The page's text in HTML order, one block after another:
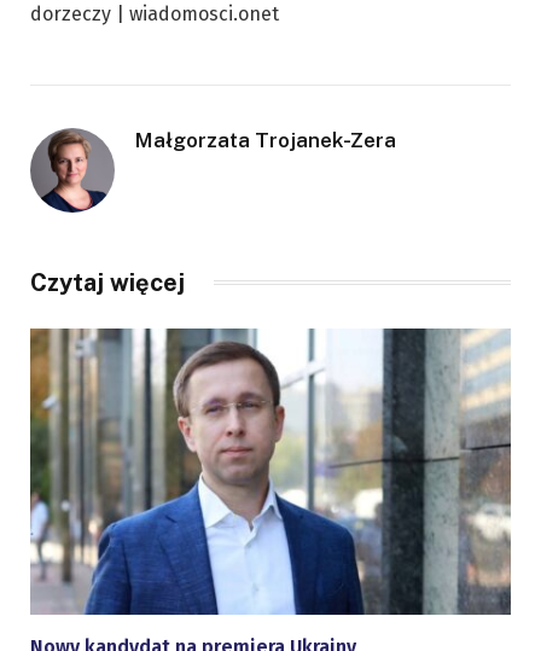
dorzeczy | wiadomosci.onet
Małgorzata Trojanek-Zera
Czytaj więcej
Nowy kandydat na premiera Ukrainy